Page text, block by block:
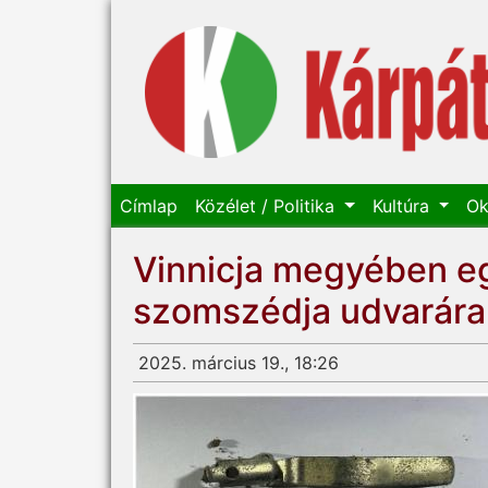
Címlap Közélet / Politika Kultúra
Vinnicja megyében
szomszédja udvarára
2025. március 19., 18:26